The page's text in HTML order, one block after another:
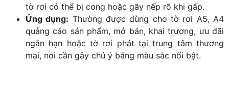
tờ rơi có thể bị cong hoặc gãy nếp rõ khi gấp.
Ứng dụng: Thường được dùng cho tờ rơi A5, A4
quảng cáo sản phẩm, mở bán, khai trương, ưu đãi
ngắn hạn hoặc tờ rơi phát tại trung tâm thương
mại, nơi cần gây chú ý bằng màu sắc nổi bật.